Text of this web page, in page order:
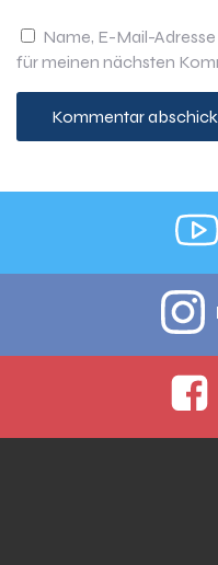
Name, E-Mail-
für meinen nächsten